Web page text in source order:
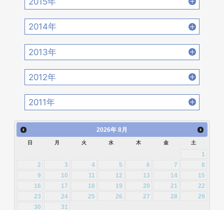
2019年4月 [16]
2019年2月 [12]
2018年6月 [18] 2018年5月 [14]
2018年4月 [21]
2018年2月 [25]
2017年8月 [31] 2017年7月 [26]
2017年6月 [25] 2017年5月 [27]
2017年4月 [26]
2017年2月 [23]
2016年10月 [26] 2016年9月 [28]
2016年6月 [27] 2016年5月 [30]
2016年4月 [32]
2016年2月 [25]
2015年12月 [30] 2015年11月 [19]
2015年10月 [26] 2015年9月 [30]
2015年8月 [31] 2015年7月 [28]
2015年6月 [29] 2015年5月 [30]
2015年4月 [26]
2015年2月 [22] 2015年1月 [25]
2014年
2014年12月 [28] 2014年11月 [23]
2014年10月 [29] 2014年9月 [26]
2014年8月 [24] 2014年7月 [28]
2014年6月 [28] 2014年5月 [25]
2014年4月 [32]
2013年
2013年12月 [27] 2013年11月 [22]
2013年10月 [28] 2013年9月 [27]
2013年8月 [26] 2013年7月 [26]
2013年6月 [28]
2013年2月 [26] 2013年1月 [31]
2012年
2012年12月 [30] 2012年11月 [12]
2012年10月 [12] 2012年9月 [5]
2012年8月 [12] 2012年7月 [1]
2011年
2011年12月 [1]
2026年 8月
日 月 火 水 木 金 土
1
2
3 4 5 6 7
8
9
10 11 12 13 14
15
16
17 18 19 20 21
22
23
24 25 26 27 28
29
30
31